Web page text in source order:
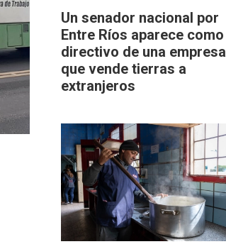
Un senador nacional por
Entre Ríos aparece como
directivo de una empresa
que vende tierras a
extranjeros